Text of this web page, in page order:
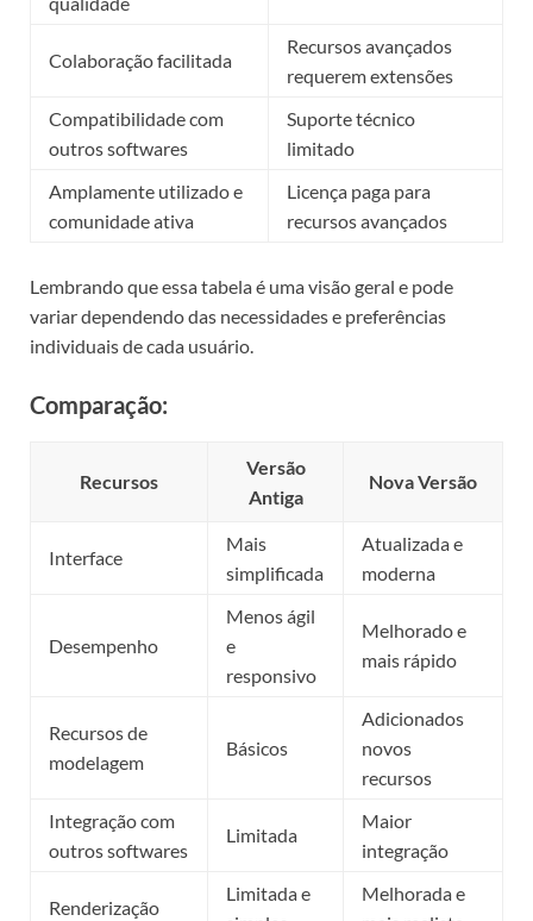
Colaboração facilitada
Recursos avançados
requerem extensões
Compatibilidade com
outros softwares
Suporte técnico
limitado
Amplamente utilizado e
comunidade ativa
Licença paga para
recursos avançados
Lembrando que essa tabela é uma visão geral e pode
variar dependendo das necessidades e preferências
individuais de cada usuário.
Comparação:
Recursos
Versão
Antiga
Nova Versão
Interface
Mais
simplificada
Atualizada e
moderna
Desempenho
Menos ágil
e
responsivo
Melhorado e
mais rápido
Recursos de
modelagem
Básicos
Adicionados
novos
recursos
Integração com
outros softwares
Limitada
Maior
integração
Renderização
Limitada e
Melhorada e